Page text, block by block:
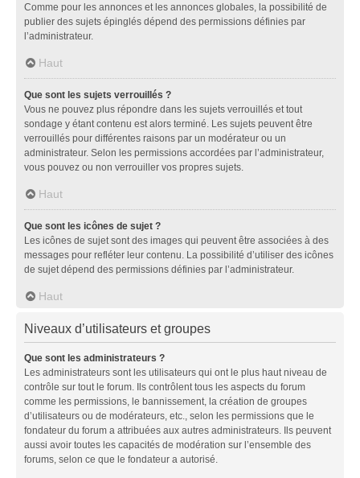
Comme pour les annonces et les annonces globales, la possibilité de
publier des sujets épinglés dépend des permissions définies par
l’administrateur.
Haut
Que sont les sujets verrouillés ?
Vous ne pouvez plus répondre dans les sujets verrouillés et tout
sondage y étant contenu est alors terminé. Les sujets peuvent être
verrouillés pour différentes raisons par un modérateur ou un
administrateur. Selon les permissions accordées par l’administrateur,
vous pouvez ou non verrouiller vos propres sujets.
Haut
Que sont les icônes de sujet ?
Les icônes de sujet sont des images qui peuvent être associées à des
messages pour refléter leur contenu. La possibilité d’utiliser des icônes
de sujet dépend des permissions définies par l’administrateur.
Haut
Niveaux d’utilisateurs et groupes
Que sont les administrateurs ?
Les administrateurs sont les utilisateurs qui ont le plus haut niveau de
contrôle sur tout le forum. Ils contrôlent tous les aspects du forum
comme les permissions, le bannissement, la création de groupes
d’utilisateurs ou de modérateurs, etc., selon les permissions que le
fondateur du forum a attribuées aux autres administrateurs. Ils peuvent
aussi avoir toutes les capacités de modération sur l’ensemble des
forums, selon ce que le fondateur a autorisé.